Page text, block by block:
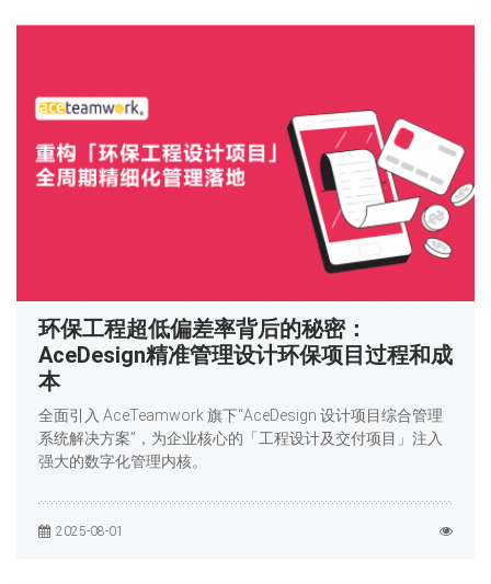
环保工程超低偏差率背后的秘密：
AceDesign精准管理设计环保项目过程和成
本
全面引入 AceTeamwork 旗下“AceDesign 设计项目综合管理
系统解决方案”，为企业核心的「工程设计及交付项目」注入
强大的数字化管理内核。
2025-08-01